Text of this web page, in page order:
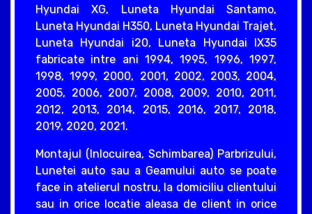
Hyundai XG, Luneta Hyundai Santamo,
Luneta Hyundai H350, Luneta Hyundai Trajet,
Luneta Hyundai i20, Luneta Hyundai IX35
fabricate intre ani 1994, 1995, 1996, 1997,
1998, 1999, 2000, 2001, 2002, 2003, 2004,
2005, 2006, 2007, 2008, 2009, 2010, 2011,
2012, 2013, 2014, 2015, 2016, 2017, 2018,
2019, 2020, 2021.
Montajul (Inlocuirea, Schimbarea) Parbrizului,
Lunetei auto sau a Geamului auto se poate
face in atelierul nostru, la domiciliu clientului
sau in orice locatie aleasa de client in orice